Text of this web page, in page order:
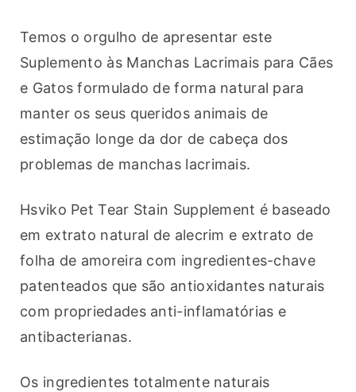
Temos o orgulho de apresentar este
Suplemento às Manchas Lacrimais para Cães
e Gatos formulado de forma natural para
manter os seus queridos animais de
estimação longe da dor de cabeça dos
problemas de manchas lacrimais.
Hsviko Pet Tear Stain Supplement é baseado
em extrato natural de alecrim e extrato de
folha de amoreira com ingredientes-chave
patenteados que são antioxidantes naturais
com propriedades anti-inflamatórias e
antibacterianas.
Os ingredientes totalmente naturais